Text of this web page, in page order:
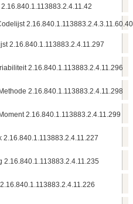
2.16.840.1.113883.2.4.11.297
2.16.840.1.113883.2.4.11.296
2.16.840.1.113883.2.4.11.298
2.16.840.1.113883.2.4.11.299
2.16.840.1.113883.2.4.11.227
2.16.840.1.113883.2.4.11.235